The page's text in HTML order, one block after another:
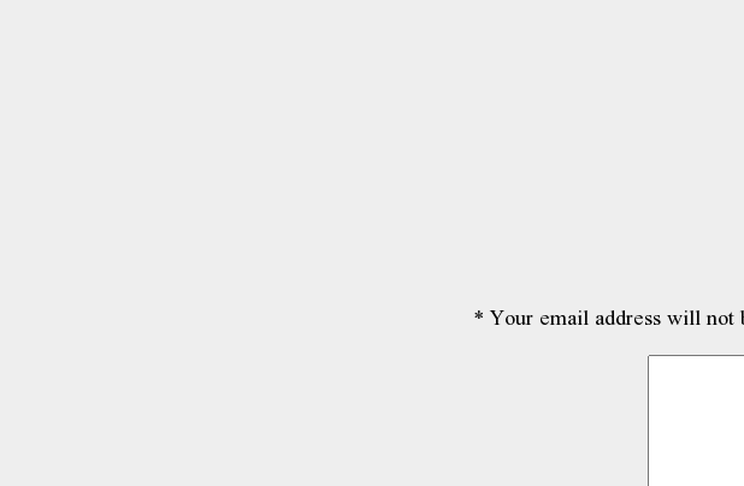
Your email address will not
*